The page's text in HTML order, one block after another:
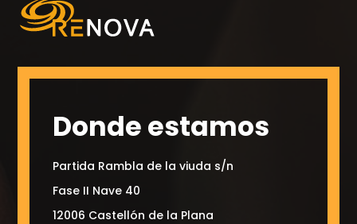
Donde estamos
Partida Rambla de la viuda s/n
Fase II Nave 40
12006 Castellón de la Plana